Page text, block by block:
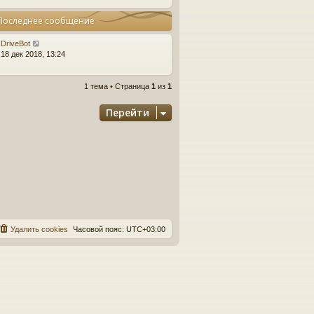
сообщение
DriveBot
18 дек 2018, 13:24
1 тема • Страница 1 из 1
Перейти
Часовой пояс: UTC+03:00
Удалить cookies